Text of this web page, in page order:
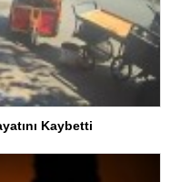
Kaybetti